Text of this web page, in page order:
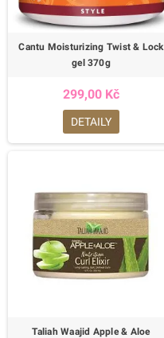
Cantu Moisturizing Twist & Lock
gel 370g
299,00 Kč
DETAILY
Taliah Waajid Apple & Aloe